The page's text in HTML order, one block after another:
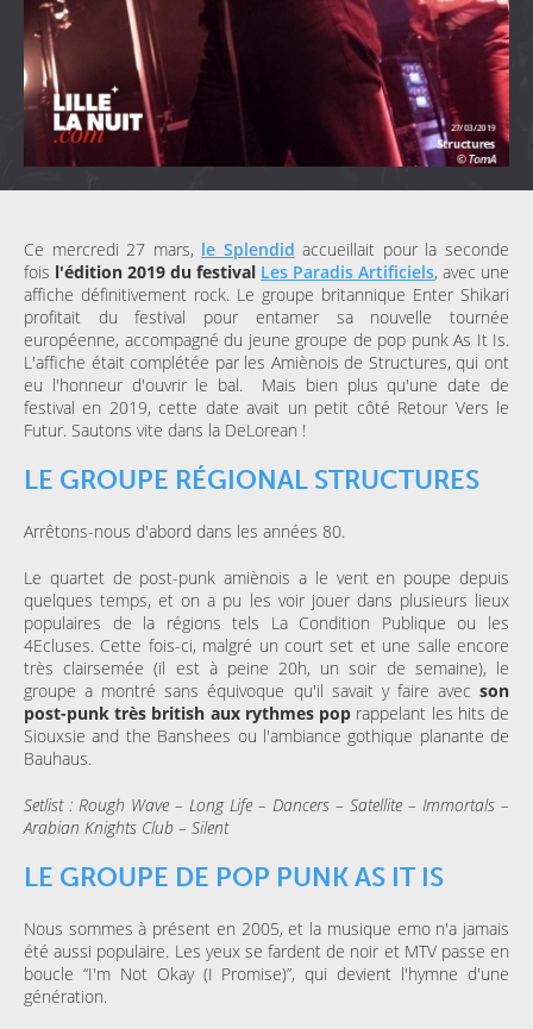
Ce mercredi 27 mars, le Splendid accueillait pour la seconde
fois l'édition 2019 du festival Les Paradis Artificiels, avec une
affiche définitivement rock. Le groupe britannique Enter Shikari
profitait du festival pour entamer sa nouvelle tournée
européenne, accompagné du jeune groupe de pop punk As It Is.
L'affiche était complétée par les Amiènois de Structures, qui ont
eu l'honneur d'ouvrir le bal. Mais bien plus qu'une date de
festival en 2019, cette date avait un petit côté Retour Vers le
Futur. Sautons vite dans la DeLorean !
LE GROUPE RÉGIONAL STRUCTURES
Arrêtons-nous d'abord dans les années 80.
Le quartet de post-punk amiènois a le vent en poupe depuis
quelques temps, et on a pu les voir jouer dans plusieurs lieux
populaires de la régions tels La Condition Publique ou les
4Ecluses. Cette fois-ci, malgré un court set et une salle encore
très clairsemée (il est à peine 20h, un soir de semaine), le
groupe a montré sans équivoque qu'il savait y faire avec son
post-punk très british aux rythmes pop rappelant les hits de
Siouxsie and the Banshees ou l'ambiance gothique planante de
Bauhaus.
Setlist : Rough Wave – Long Life – Dancers – Satellite – Immortals –
Arabian Knights Club – Silent
LE GROUPE DE POP PUNK AS IT IS
Nous sommes à présent en 2005, et la musique emo n'a jamais
été aussi populaire. Les yeux se fardent de noir et MTV passe en
boucle “I'm Not Okay (I Promise)”, qui devient l'hymne d'une
génération.